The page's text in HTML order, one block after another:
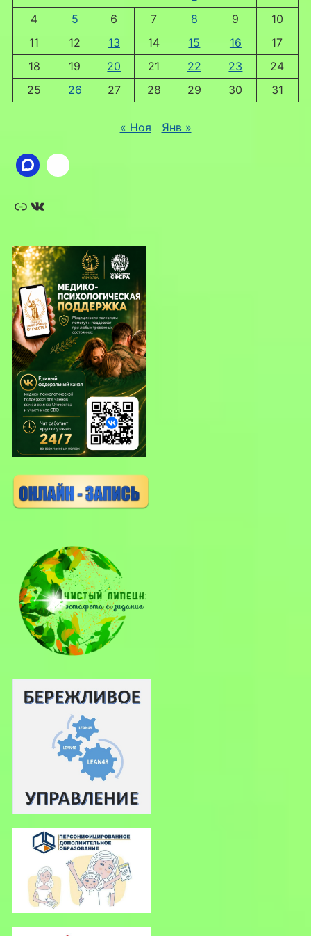
4
5 6 7 8 9
10
11
12 13 14 15 16
17
18
19 20 21 22 23
24
25
26 27 28 29 30 31
« Ноя Янв »
Ссылка